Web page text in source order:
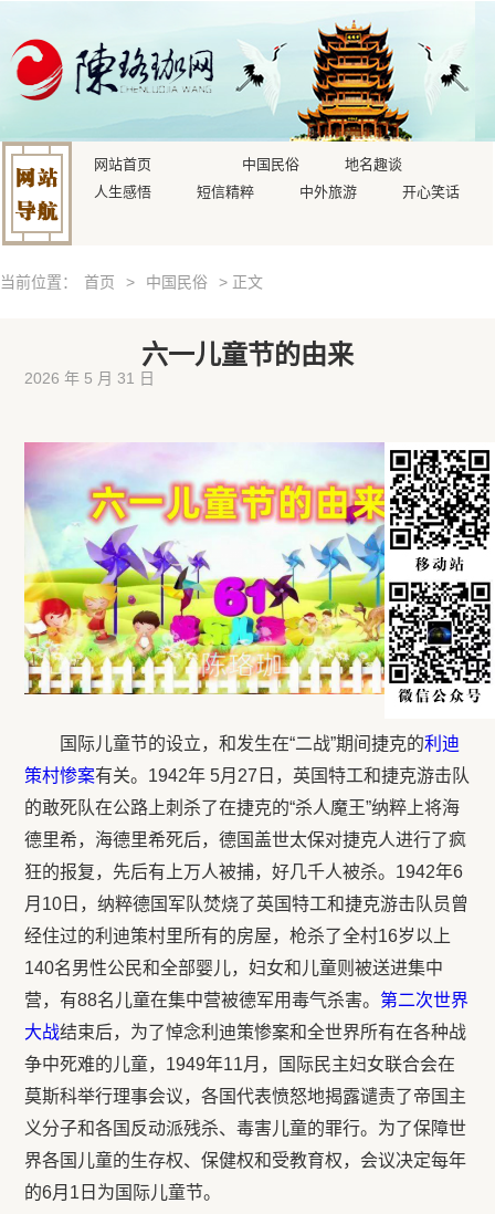
网站首页 中国民俗
地名趣谈
人生感悟
短信精粹 中外旅游 开心笑话
当前位置： 首页 > 中国民俗 > 正文
六一儿童节的由来
2026 年 5 月 31 日
国际儿童节的设立，和发生在“二战”期间捷克的利迪
策村惨案有关。1942年 5月27日，英国特工和捷克游击队
的敢死队在公路上刺杀了在捷克的“杀人魔王”纳粹上将海
德里希，海德里希死后，德国盖世太保对捷克人进行了疯
狂的报复，先后有上万人被捕，好几千人被杀。1942年6
月10日，纳粹德国军队焚烧了英国特工和捷克游击队员曾
经住过的利迪策村里所有的房屋，枪杀了全村16岁以上
140名男性公民和全部婴儿，妇女和儿童则被送进集中
营，有88名儿童在集中营被德军用毒气杀害。 第二次世界
大战结束后，为了悼念利迪策惨案和全世界所有在各种战
争中死难的儿童，1949年11月，国际民主妇女联合会在
莫斯科举行理事会议，各国代表愤怒地揭露谴责了帝国主
义分子和各国反动派残杀、毒害儿童的罪行。为了保障世
界各国儿童的生存权、保健权和受教育权，会议决定每年
的6月1日为国际儿童节。